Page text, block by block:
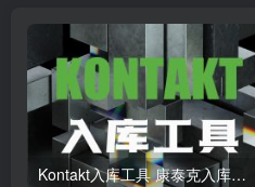
Kontakt入库工具 康泰克入库教程